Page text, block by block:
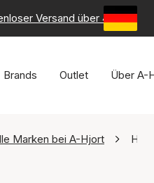
Versand über 49 € -
Brands Outlet Über A-
Marken bei A-Hjort